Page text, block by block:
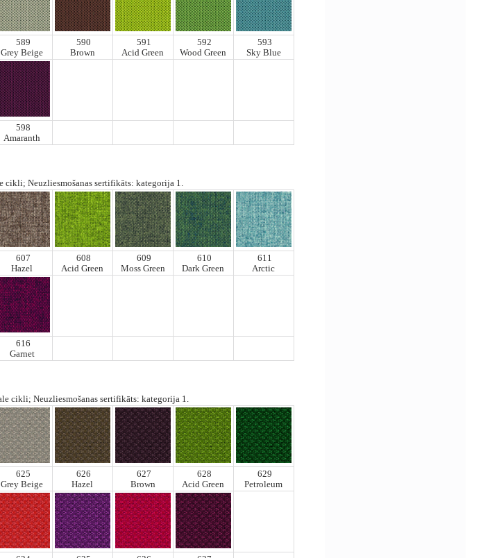
589
Grey Beige
590
Brown
591
Acid Green
592
Wood Green
593
Sky Blue
598
Amaranth
cikli; Neuzliesmošanas sertifikāts: kategorija 1.
607
Hazel
608
Acid Green
609
Moss Green
610
Dark Green
611
Arctic
616
Garnet
cikli; Neuzliesmošanas sertifikāts: kategorija 1.
625
Grey Beige
626
Hazel
627
Brown
628
Acid Green
629
Petroleum